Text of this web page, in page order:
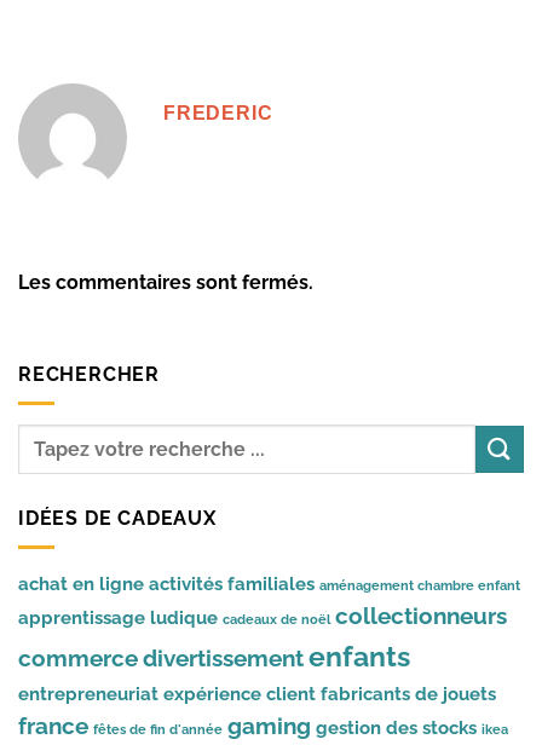
FREDERIC
Les commentaires sont fermés.
RECHERCHER
IDÉES DE CADEAUX
achat en ligne activités familiales aménagement chambre enfant
apprentissage ludique cadeaux de noël collectionneurs
commercedivertissementenfants
entrepreneuriat expérience client fabricants de jouets
france fêtes de fin d'année gaming gestion des stocks ikea